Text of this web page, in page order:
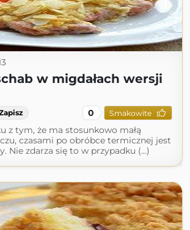
w migdałach wersji
0 Smakowite
z tym, że ma stosunkowo małą
czasami po obróbce termicznej jest
Nie zdarza się to w przypadku (...)